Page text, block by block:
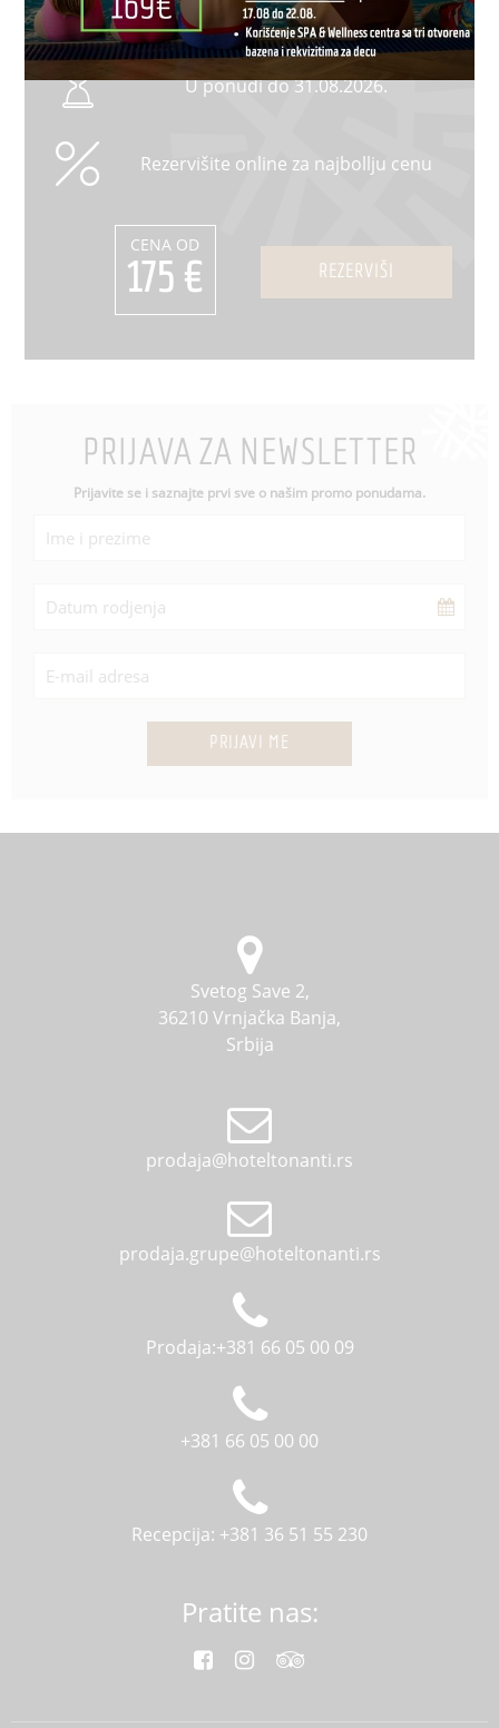
U ponudi do 31.08.2026.
Rezervišite online za najbollju cenu
CENA OD
175 € REZERVIŠI
PRIJAVA ZA NEWSLETTER
Prijavite se i saznajte prvi sve o našim promo ponudama.
PRIJAVI ME
Svetog Save 2,
36210 Vrnjačka Banja,
Srbija
prodaja@hoteltonanti.rs
prodaja.grupe@hoteltonanti.rs
Prodaja:+381 66 05 00 09
+381 66 05 00 00
Recepcija: +381 36 51 55 230
Pratite nas: